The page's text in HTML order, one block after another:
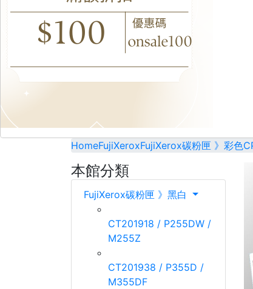
HomeFujiXeroxFujiXerox碳粉匣 》彩色
本館分類
FujiXerox碳粉匣 》黑白
CT201918 / P255DW /
M255Z
CT201938 / P355D /
M355DF